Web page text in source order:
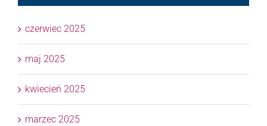
czerwiec 2025
maj 2025
kwiecień 2025
marzec 2025